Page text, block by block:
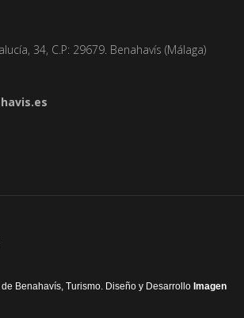
34, C.P: 29679. Benahavís (Málaga)
Benahavís, Turismo. Diseño y Desarrollo Imagen